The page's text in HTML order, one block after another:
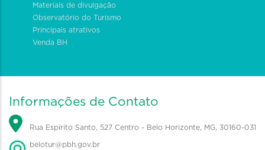
Materiais de divulgação
Observatório do Turismo
Principais atrativos
Venda BH
Informações de Contato
Rua Espírito Santo, 527 Centro - Belo Horizonte, MG, 30160-031
belotur@pbh.gov.br